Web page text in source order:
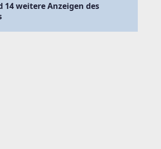
14 weitere Anzeigen des